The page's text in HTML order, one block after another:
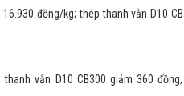
đồng/kg; thép thanh vằn D10
vằn D10 CB300 giảm 360